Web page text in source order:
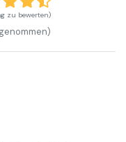
zu bewerten)